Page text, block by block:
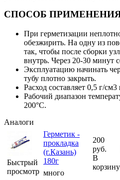
СПОСОБ
При герметизации
обезжирить. На одну из
так, чтобы после сборки
внутрь. Через 20-30 минут
Эксплуатацию начинать
тубу плотно закрыть.
Расход составляет 0,5 г/
Рабочий диапазон
200°C.
Аналоги
Быстрый
просмотр
Герметик -
прокладка
(г.Казань)
180г
много
200
руб.
В
корзину